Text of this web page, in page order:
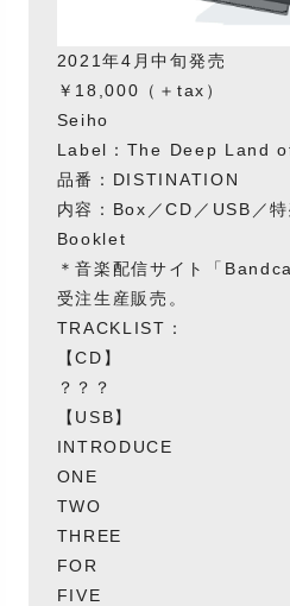
2021年4月中旬発売
￥18,000（＋tax）
Seiho
Label：The Deep Land
品番：DISTINATION
内容：Box／CD／USB／
Booklet
＊音楽配信サイト「
受注生産販売。
TRACKLIST：
【CD】
？？？
【USB】
INTRODUCE
ONE
TWO
THREE
FOR
FIVE